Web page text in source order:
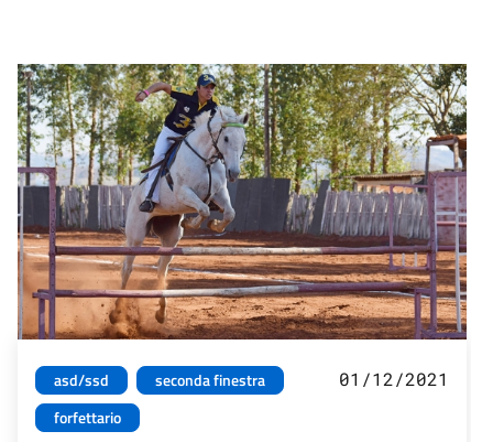
asd/ssd
seconda finestra
forfettario
01/12/2021